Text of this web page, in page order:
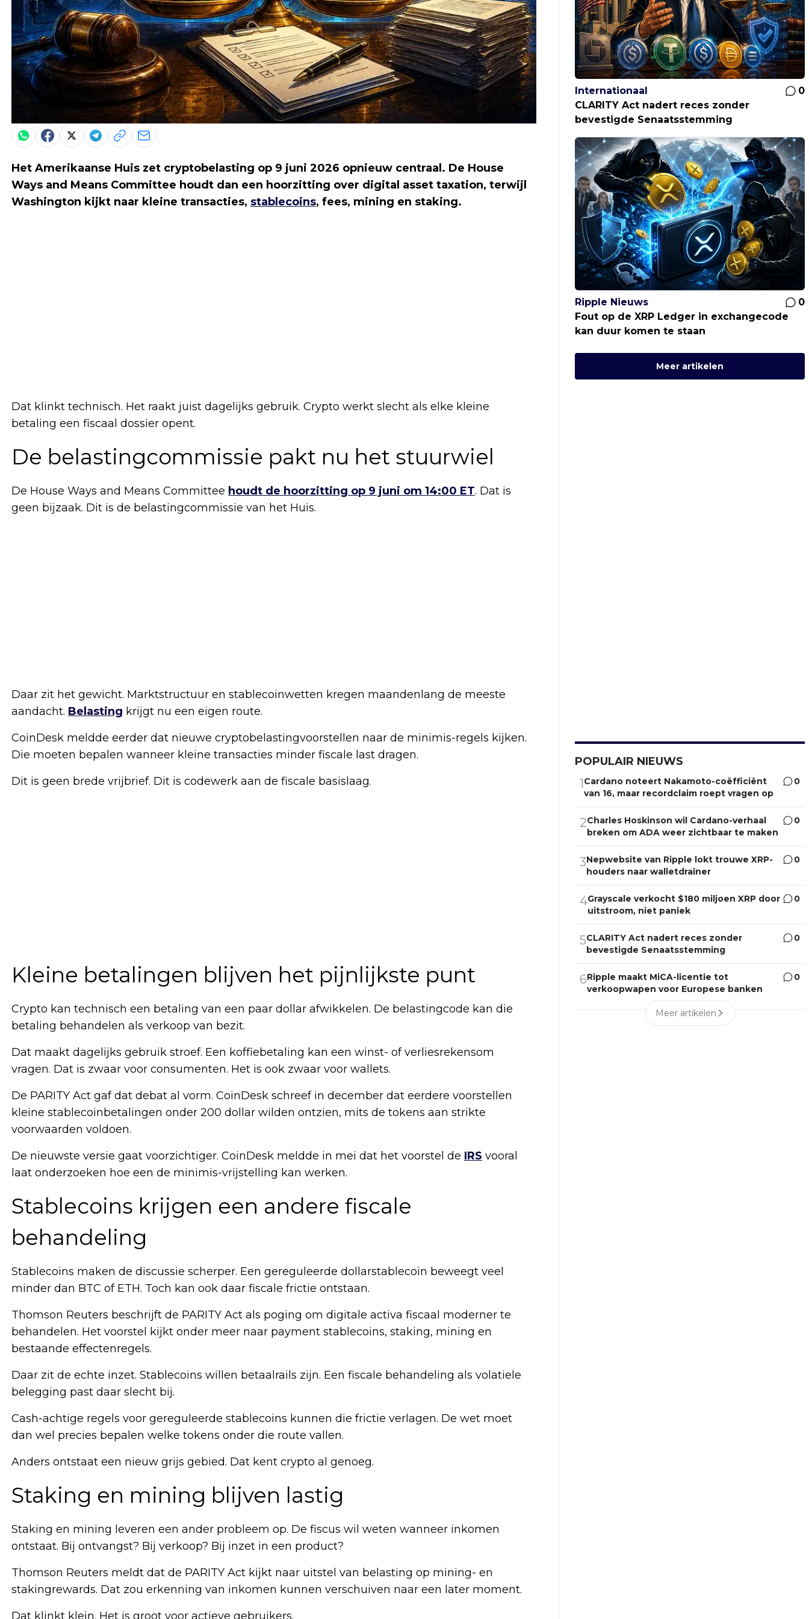
Het Amerikaanse Huis zet cryptobelasting op 9 juni 2026 opnieuw centraal. De House
Ways and Means Committee houdt dan een hoorzitting over digital asset taxation, terwijl
Washington kijkt naar kleine transacties, stablecoins, fees, mining en staking.
Dat klinkt technisch. Het raakt juist dagelijks gebruik. Crypto werkt slecht als elke kleine
betaling een fiscaal dossier opent.
De belastingcommissie pakt nu het stuurwiel
De House Ways and Means Committee houdt de hoorzitting op 9 juni om 14:00 ET. Dat is
geen bijzaak. Dit is de belastingcommissie van het Huis.
Daar zit het gewicht. Marktstructuur en stablecoinwetten kregen maandenlang de meeste
aandacht. Belasting krijgt nu een eigen route.
CoinDesk meldde eerder dat nieuwe cryptobelastingvoorstellen naar de minimis-regels kijken.
Die moeten bepalen wanneer kleine transacties minder fiscale last dragen.
Dit is geen brede vrijbrief. Dit is codewerk aan de fiscale basislaag.
Kleine betalingen blijven het pijnlijkste punt
Crypto kan technisch een betaling van een paar dollar afwikkelen. De belastingcode kan die
betaling behandelen als verkoop van bezit.
Dat maakt dagelijks gebruik stroef. Een koffiebetaling kan een winst- of verliesrekensom
vragen. Dat is zwaar voor consumenten. Het is ook zwaar voor wallets.
De PARITY Act gaf dat debat al vorm. CoinDesk schreef in december dat eerdere voorstellen
kleine stablecoinbetalingen onder 200 dollar wilden ontzien, mits de tokens aan strikte
voorwaarden voldoen.
De nieuwste versie gaat voorzichtiger. CoinDesk meldde in mei dat het voorstel de IRS vooral
laat onderzoeken hoe een de minimis-vrijstelling kan werken.
Stablecoins krijgen een andere fiscale
behandeling
Stablecoins maken de discussie scherper. Een gereguleerde dollarstablecoin beweegt veel
minder dan BTC of ETH. Toch kan ook daar fiscale frictie ontstaan.
Thomson Reuters beschrijft de PARITY Act als poging om digitale activa fiscaal moderner te
behandelen. Het voorstel kijkt onder meer naar payment stablecoins, staking, mining en
bestaande effectenregels.
Daar zit de echte inzet. Stablecoins willen betaalrails zijn. Een fiscale behandeling als volatiele
belegging past daar slecht bij.
Cash-achtige regels voor gereguleerde stablecoins kunnen die frictie verlagen. De wet moet
dan wel precies bepalen welke tokens onder die route vallen.
Anders ontstaat een nieuw grijs gebied. Dat kent crypto al genoeg.
Staking en mining blijven lastig
Staking en mining leveren een ander probleem op. De fiscus wil weten wanneer inkomen
ontstaat. Bij ontvangst? Bij verkoop? Bij inzet in een product?
Thomson Reuters meldt dat de PARITY Act kijkt naar uitstel van belasting op mining- en
stakingrewards. Dat zou erkenning van inkomen kunnen verschuiven naar een later moment.
Dat klinkt klein. Het is groot voor actieve gebruikers.
Internationaal
0
CLARITY Act nadert reces zonder
bevestigde Senaatsstemming
Ripple Nieuws
0
Fout op de XRP Ledger in exchangecode
kan duur komen te staan
Meer artikelen
POPULAIR NIEUWS
1Cardano noteert Nakamoto-coëfficiënt
van 16, maar recordclaim roept vragen op
0
2Charles Hoskinson wil Cardano-verhaal
breken om ADA weer zichtbaar te maken
0
3Nepwebsite van Ripple lokt trouwe XRP-
houders naar walletdrainer
0
4Grayscale verkocht $180 miljoen XRP door
uitstroom, niet paniek
0
5CLARITY Act nadert reces zonder
bevestigde Senaatsstemming
0
6Ripple maakt MiCA-licentie tot
verkoopwapen voor Europese banken
0
Meer artikelen